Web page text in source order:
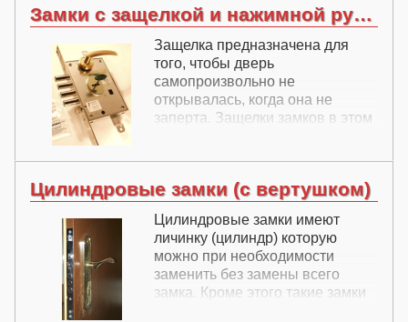
Замки с защелкой и нажимной ручкой
Защелка предназначена для
того, чтобы дверь
самопроизвольно не
открывалась, когда она не
заперта. Защелки замков в этом
Захлапывающиеся замки
Цилиндровые замки (с вертушком)
Цилиндровые замки имеют
личинку (цилиндр) которую
можно при необходимости
заменить без замены всего
замка. Кроме этого такие замки